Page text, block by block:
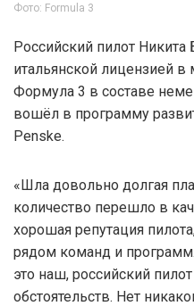
Фото: Formula 3
Российский пилот
итальянской лицензией
Формула 3 в составе
вошёл в программу
Penske.
«Шла довольно долгая
количество перешло в
хорошая репутация
рядом команд и
это наш, российский
обстоятельств. Нет